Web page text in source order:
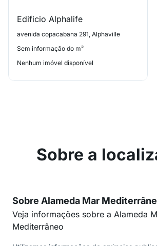
Edificio Alphalife
avenida copacabana 291, Alphaville
Sem informação do m²
Nenhum imóvel disponível
Sobre a
Sobre Alameda Mar
Veja informações sobre a Alameda
Mediterrâneo